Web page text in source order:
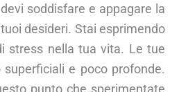
soddisfare e appagare la
desideri. Stai esprimendo
stress nella tua vita. Le tue
e poco profonde.
punto che sperimentate